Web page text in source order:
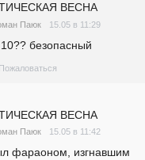
ВЕСНА
Паюк 15.05 в 11:29
безопасный
Пожаловаться
ВЕСНА
Паюк 15.05 в 11:42
фараоном, изгнавшим